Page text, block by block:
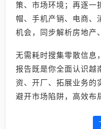
策、市场环境；再逐一
帽、手机产销、电商、
机会，同步解析房地产
无需耗时搜集零散信息
报告既是你全面认识越
资、开厂、拓展业务的
避开市场陷阱，高效布